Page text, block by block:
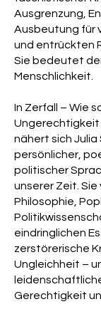
Universität
Ausgrenzung,
Ausbeutung für
und entrückten
Sie bedeutet
Menschlichkeit.
In Zerfall – Wie
nähert sich Julia
persönlicher,
politischer
unserer Zeit.
Philosophie,
eindringlichen
zerstörerische
Ungleichheit –
Gerechtigkeit